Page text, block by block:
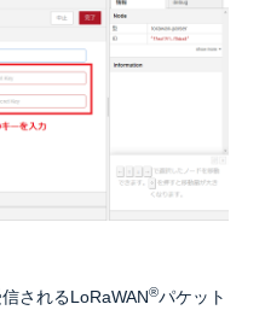
されるLoRaWAN®パケット